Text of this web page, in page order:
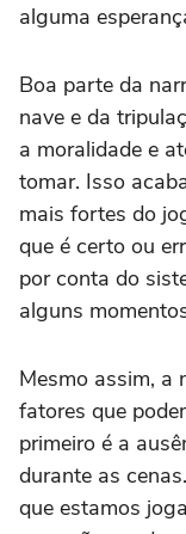
alguma
Boa parte da
nave e da
a moralidade e
tomar. Isso
mais fortes do
que é certo ou
por conta do
alguns
Mesmo assim, a
fatores que
primeiro é a
durante as
que estamos